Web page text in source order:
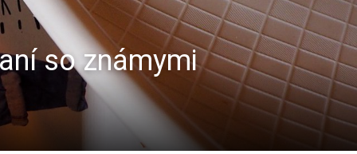
so známymi